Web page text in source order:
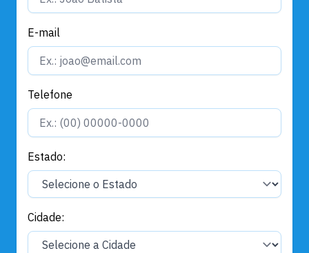
E-mail
Telefone
Estado:
Cidade: